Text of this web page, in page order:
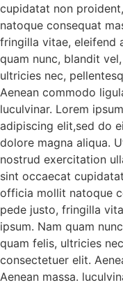
cupidatat non
natoque consequat
fringilla vitae, eleifend
quam nunc, blandit
ultricies nec,
Aenean commodo
luculvinar. Lorem
adipiscing elit,sed do
dolore magna aliqua.
nostrud exercitation
sint occaecat
officia mollit natoque
pede justo, fringilla
ipsum. Nam quam
quam felis, ultricies
consectetuer elit.
Aenean massa.